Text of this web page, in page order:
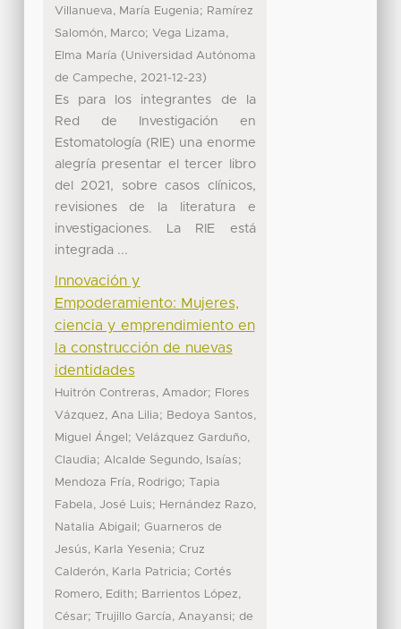
Villanueva, María Eugenia; Ramírez
Salomón, Marco; Vega Lizama,
Elma María (Universidad Autónoma
de Campeche, 2021-12-23)
Es para los integrantes de la
Red de Investigación en
Estomatología (RIE) una enorme
alegría presentar el tercer libro
del 2021, sobre casos clínicos,
revisiones de la literatura e
investigaciones. La RIE está
integrada ...
Innovación y
Empoderamiento: Mujeres,
ciencia y emprendimiento en
la construcción de nuevas
identidades
Huitrón Contreras, Amador; Flores
Vázquez, Ana Lilia; Bedoya Santos,
Miguel Ángel ; Velázquez Garduño,
Claudia; Alcalde Segundo, Isaías;
Mendoza Fría, Rodrigo;
Tapia
Fabela, José Luis; Hernández Razo,
Natalia Abigail ; Guarneros de
Jesús, Karla Yesenia; Cruz
Calderón, Karla Patricia; Cortés
Romero, Edith; Barrientos López,
César; Trujillo García, Anayansi; de